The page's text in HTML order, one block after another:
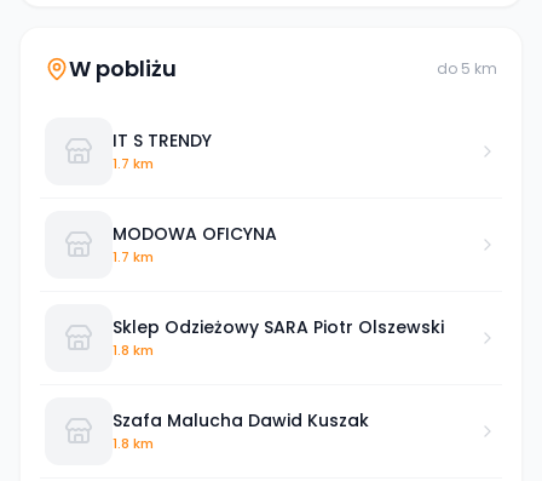
W pobliżu do 5 km
IT S TRENDY
1.7 km
MODOWA OFICYNA
1.7 km
Sklep Odzieżowy SARA Piotr Olszewski
1.8 km
Szafa Malucha Dawid Kuszak
1.8 km